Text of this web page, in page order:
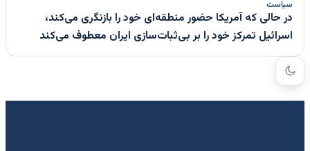
سیاست
در حالی که آمریکا حضور منطقه‌ای خود را بازنگری می‌کند،
اسرائیل تمرکز خود را بر بی‌ثبات‌سازی ایران معطوف می‌کند